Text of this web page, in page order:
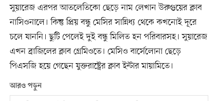
সুয়ারেজ এরপর আতলেতিকো ছেড়ে নাম লেখান উরুগুয়ের ক্লাব
নাসিওনালে। কিন্তু প্রিয় বন্ধু মেসির সান্নিধ্য থেকে কখনোই দূরে
চলে যাননি। ছুটি পেলেই দুই বন্ধু মিলিত হন পরিবারসহ। সুয়ারেজ
এখন ব্রাজিলের ক্লাব গ্রেমিওতে। মেসিও বার্সেলোনা ছেড়ে
পিএসজি হয়ে গেছেন যুক্তরাষ্ট্রের ক্লাব ইন্টার মায়ামিতে।
আরও পড়ুন